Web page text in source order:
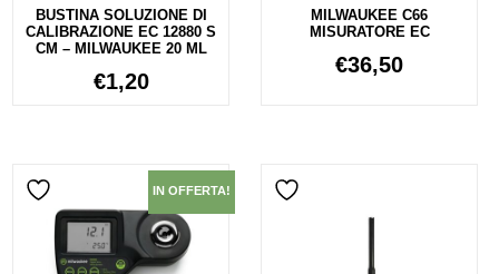
BUSTINA SOLUZIONE DI
CALIBRAZIONE EC 12880 S
CM – MILWAUKEE 20 ML
€1,20
MILWAUKEE C66
MISURATORE EC
€36,50
IN OFFERTA!